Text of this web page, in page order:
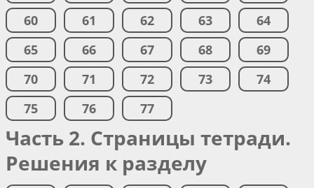
60
61 62 63
64
65
66 67 68
69
70
71 72 73
74
75
76 77
Часть 2. Страницы тетради.
Решения к разделу